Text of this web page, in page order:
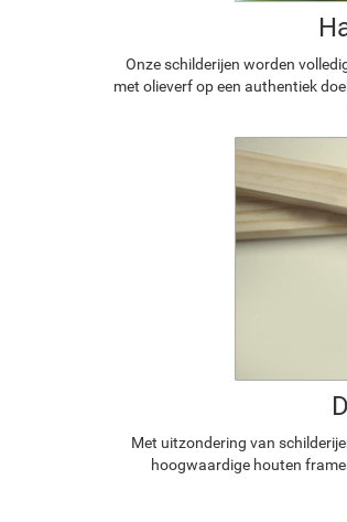
Onze schilderijen worden
met olieverf op een authentiek
Met uitzondering van
hoogwaardige houten